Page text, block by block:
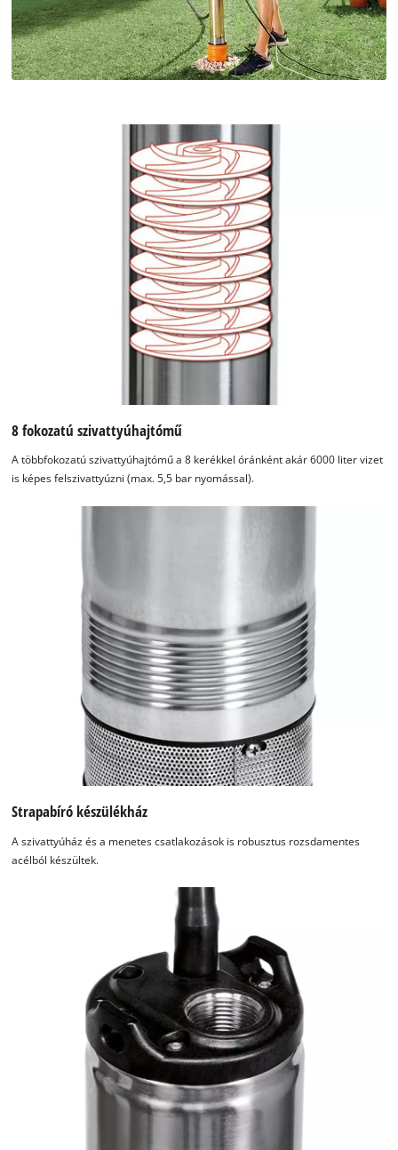
8 fokozatú szivattyúhajtómű
A többfokozatú szivattyúhajtómű a 8 kerékkel óránként akár 6000 liter vizet
is képes felszivattyúzni (max. 5,5 bar nyomással).
Strapabíró készülékház
A szivattyúház és a menetes csatlakozások is robusztus rozsdamentes
acélból készültek.